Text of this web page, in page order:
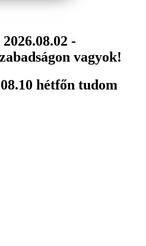
-
vagyok!
hétfőn tudom